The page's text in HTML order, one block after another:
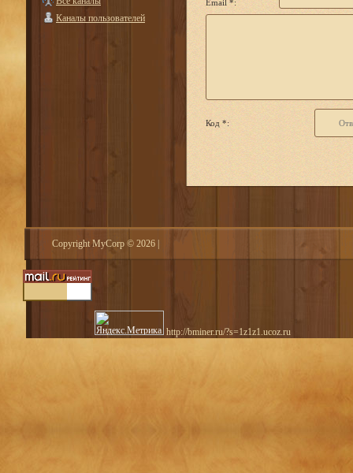
Каналы пользователей
Email *:
Код *:
Copyright MyCorp © 2026
http://bminer.ru/?s=1z1z1.ucoz.ru